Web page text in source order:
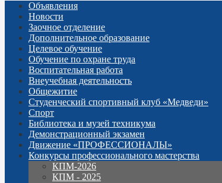
Объявления
Новости
Заочное отделение
Дополнительное образование
Целевое обучение
Обучение по охране труда
Воспитательная работа
Внеучебная деятельность
Общежитие
Студенческий спортивный клуб «Медведи»
Спорт
Библиотека и музей техникума
Демонстрационный экзамен
Движение «ПРОФЕССИОНАЛЫ»
Конкурсы профессионального мастерства
КПМ-2026
КПМ - 2025